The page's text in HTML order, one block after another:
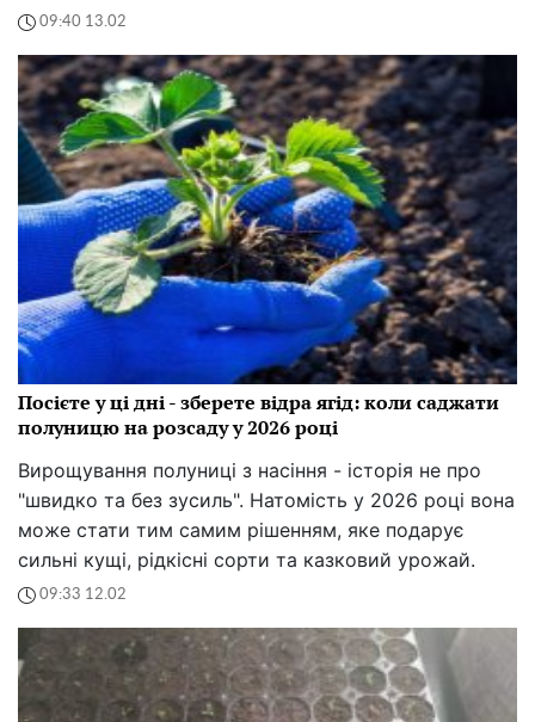
09:40 13.02
Посієте у ці дні - зберете відра ягід: коли саджати
полуницю на розсаду у 2026 році
Вирощування полуниці з насіння - історія не про
"швидко та без зусиль". Натомість у 2026 році вона
може стати тим самим рішенням, яке подарує
сильні кущі, рідкісні сорти та казковий урожай.
09:33 12.02